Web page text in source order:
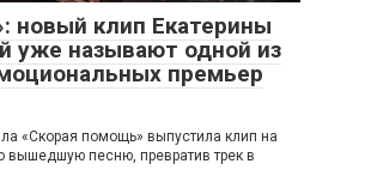
новый клип Екатерины
уже называют одной из
премьер
«Скорая помощь» выпустила клип на
вышедшую песню, превратив трек в